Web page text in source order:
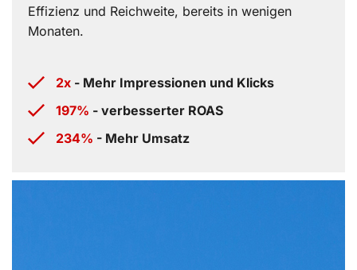
Effizienz und Reichweite, bereits in wenigen
Monaten.
2x - Mehr Impressionen und Klicks
197% - verbesserter ROAS
234% - Mehr Umsatz